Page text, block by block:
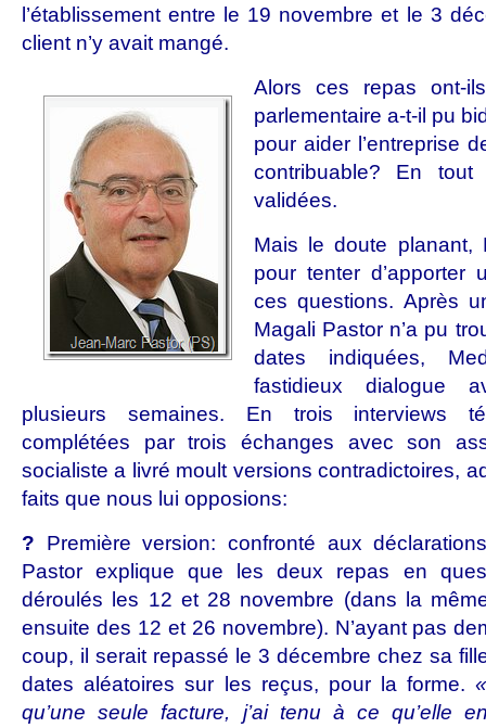
l’établissement entre le 19 novembre et le 3
client n’y avait mangé.
Alors ces repas ont-
parlementaire a-t-il pu
pour aider l’entreprise
contribuable? En
validées.
Mais le doute planant,
pour tenter d’apporter
ces questions. Après
Magali Pastor n’a pu
dates indiquées,
fastidieux dialogue
plusieurs semaines. En trois interviews
complétées par trois échanges avec son
socialiste a livré moult versions contradictoires,
faits que nous lui opposions:
? Première version: confronté aux
Pastor explique que les deux repas en
déroulés les 12 et 28 novembre (dans la
ensuite des 12 et 26 novembre). N’ayant pas
coup, il serait repassé le 3 décembre chez sa
dates aléatoires sur les reçus, pour la forme.
qu’une seule facture, j’ai tenu à ce qu’elle